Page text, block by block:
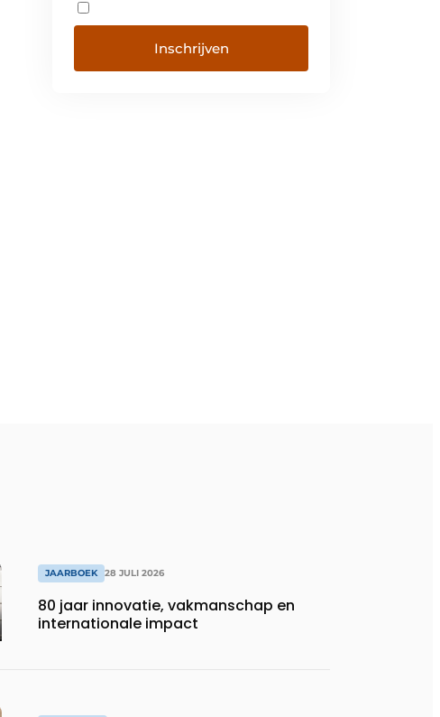
JAARBOEK 28 JULI 2026
80 jaar innovatie, vakmanschap en
internationale impact